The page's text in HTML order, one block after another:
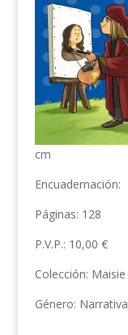
cm
Encuadernación:
Páginas: 128
P.V.P.: 10,00 €
Colección: Maisie
Género: Narrativa